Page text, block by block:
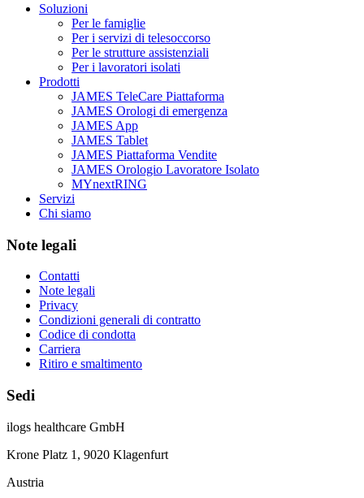
Soluzioni
Per le famiglie
Per i servizi di telesoccorso
Per le strutture assistenziali
Per i lavoratori isolati
Prodotti
JAMES TeleCare Piattaforma
JAMES Orologi di emergenza
JAMES App
JAMES Tablet
JAMES Piattaforma Vendite
JAMES Orologio Lavoratore Isolato
MYnextRING
Servizi
Chi siamo
Note legali
Contatti
Note legali
Privacy
Condizioni generali di contratto
Codice di condotta
Carriera
Ritiro e smaltimento
Sedi
ilogs healthcare GmbH
Krone Platz 1, 9020 Klagenfurt
Austria